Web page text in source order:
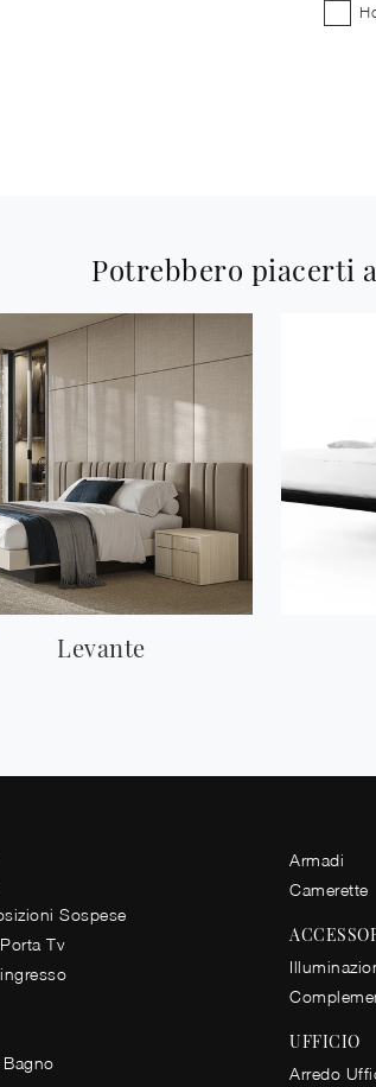
Potrebbero piacerti
Levante
Sospese
Tv
Armadi
Camerette
UFFICIO
Arredo